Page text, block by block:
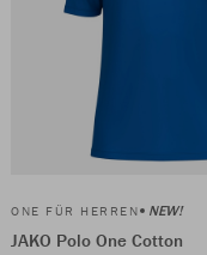
ONE FÜR HERREN NEW!
JAKO Polo One Cotton